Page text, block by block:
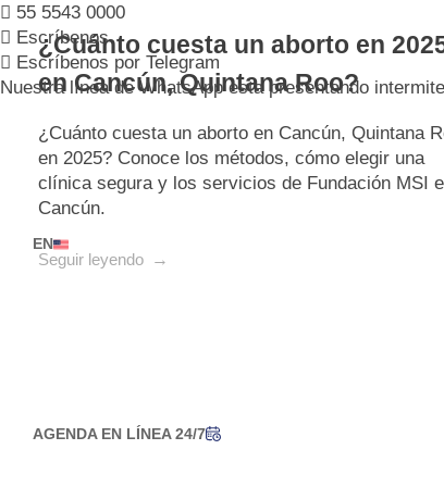
55 5543 0000
Escríbenos
Escríbenos por Telegram
Nuestra línea de WhatsApp esta presentando
EN
AGENDA EN LÍNEA 24/7
¿Cuánto cuesta un aborto en
en Cancún, Quintana Roo?
¿Cuánto cuesta un aborto en Cancún, Quintana
en 2025? Conoce los métodos, cómo elegir una
clínica segura y los servicios de Fundación MSI
Cancún.
Seguir leyendo